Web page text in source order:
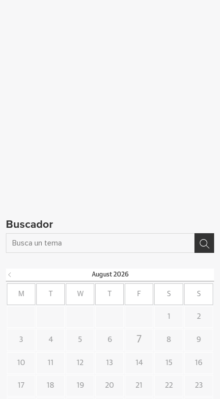
Buscador
August 2026
M W F S S
1 2
3 4 5 6 7 8 9
10 11 12 13 14 15 16
17 18 19 20 21 22 23